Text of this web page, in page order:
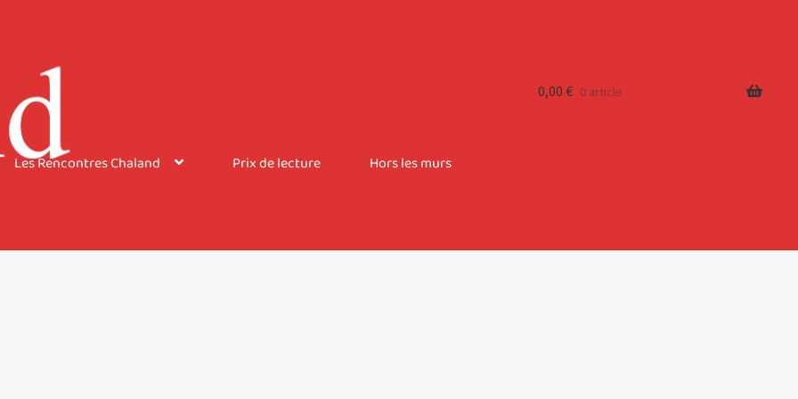
Les Rencontres Chaland Prix de lecture Hors les murs
0,00 € 0 article